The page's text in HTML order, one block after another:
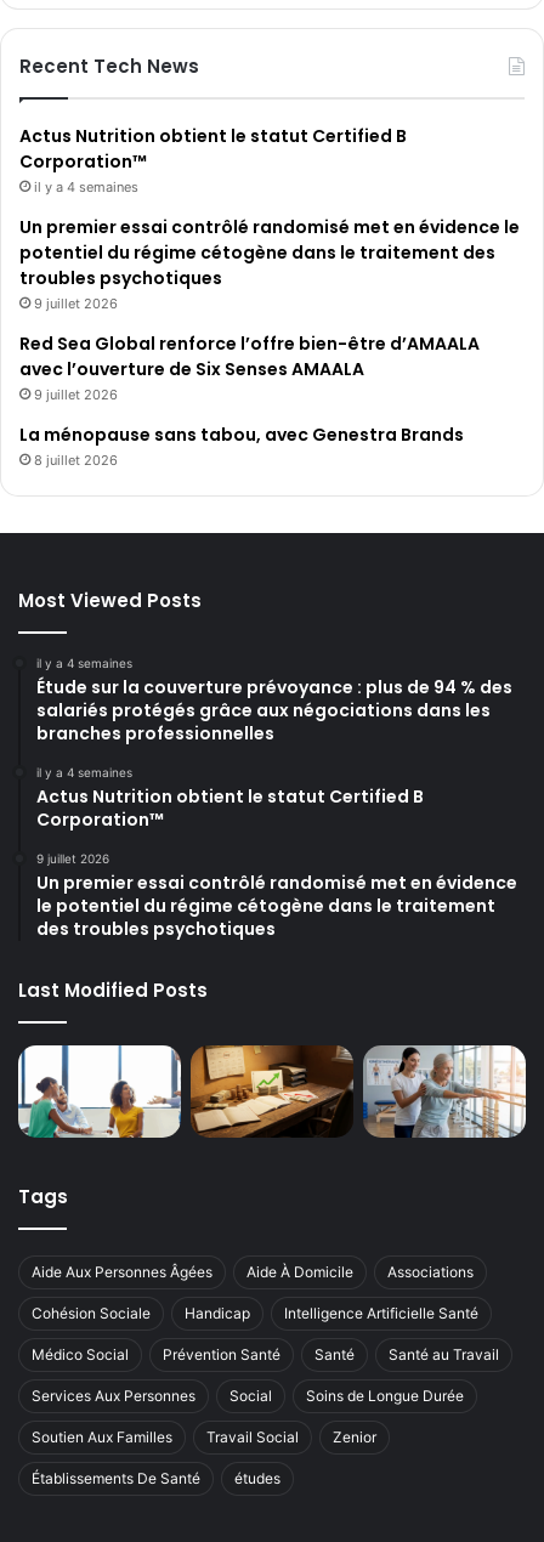
Recent Tech News
Actus Nutrition obtient le statut Certified B
Corporation™
il y a 4 semaines
Un premier essai contrôlé randomisé met en évidence le
potentiel du régime cétogène dans le traitement des
troubles psychotiques
9 juillet 2026
Red Sea Global renforce l’offre bien-être d’AMAALA
avec l’ouverture de Six Senses AMAALA
9 juillet 2026
La ménopause sans tabou, avec Genestra Brands
8 juillet 2026
Most Viewed Posts
il y a 4 semaines
Étude sur la couverture prévoyance : plus de 94 % des
salariés protégés grâce aux négociations dans les
branches professionnelles
il y a 4 semaines
Actus Nutrition obtient le statut Certified B
Corporation™
9 juillet 2026
Un premier essai contrôlé randomisé met en évidence
le potentiel du régime cétogène dans le traitement
des troubles psychotiques
Last Modified Posts
Tags
Aide Aux Personnes Âgées Aide À Domicile Associations
Cohésion Sociale Handicap Intelligence Artificielle Santé
Médico Social Prévention Santé Santé Santé au Travail
Services Aux Personnes Social Soins de Longue Durée
Soutien Aux Familles Travail Social Zenior
Établissements De Santé études